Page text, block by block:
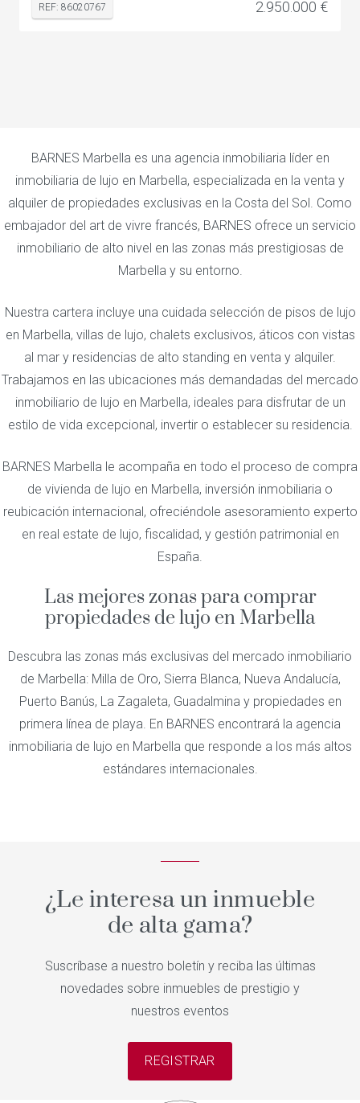
REF: 86020767 2.950.000 €
BARNES Marbella es una agencia inmobiliaria líder en
inmobiliaria de lujo en Marbella, especializada en la venta y
alquiler de propiedades exclusivas en la Costa del Sol. Como
embajador del art de vivre francés, BARNES ofrece un servicio
inmobiliario de alto nivel en las zonas más prestigiosas de
Marbella y su entorno.
Nuestra cartera incluye una cuidada selección de pisos de lujo
en Marbella, villas de lujo, chalets exclusivos, áticos con vistas
al mar y residencias de alto standing en venta y alquiler.
Trabajamos en las ubicaciones más demandadas del mercado
inmobiliario de lujo en Marbella, ideales para disfrutar de un
estilo de vida excepcional, invertir o establecer su residencia.
BARNES Marbella le acompaña en todo el proceso de compra
de vivienda de lujo en Marbella, inversión inmobiliaria o
reubicación internacional, ofreciéndole asesoramiento experto
en real estate de lujo, fiscalidad, y gestión patrimonial en
España.
Las mejores zonas para comprar
propiedades de lujo en Marbella
Descubra las zonas más exclusivas del mercado inmobiliario
de Marbella: Milla de Oro, Sierra Blanca, Nueva Andalucía,
Puerto Banús, La Zagaleta, Guadalmina y propiedades en
primera línea de playa. En BARNES encontrará la agencia
inmobiliaria de lujo en Marbella que responde a los más altos
estándares internacionales.
¿Le interesa un inmueble
de alta gama?
Suscríbase a nuestro boletín y reciba las últimas
novedades sobre inmuebles de prestigio y
nuestros eventos
REGISTRAR